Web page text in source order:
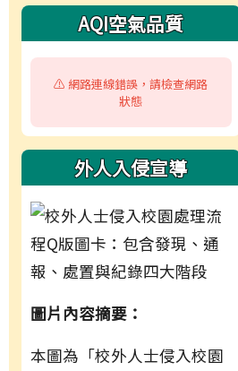
AQI空氣品質
⚠️ 網路連線錯誤，請檢查網路
狀態
外人入侵宣導
圖片內容摘要：
本圖為「校外人士侵入校園